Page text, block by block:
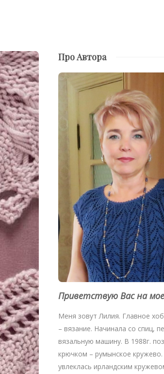
Про Автора
Приветствую Вас на
Меня зовут Лилия. Главное
– вязание. Начинала со спиц,
вязальную машину. В 1988г.
крючком – румынское
увлеклась ирландским